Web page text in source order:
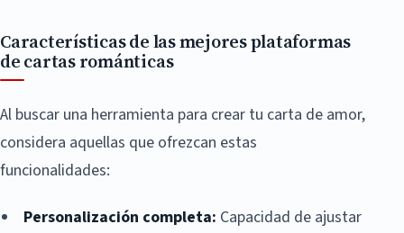
Características de las mejores plataformas
de cartas románticas
Al buscar una herramienta para crear tu carta de amor,
considera aquellas que ofrezcan estas
funcionalidades:
Personalización completa: Capacidad de ajustar